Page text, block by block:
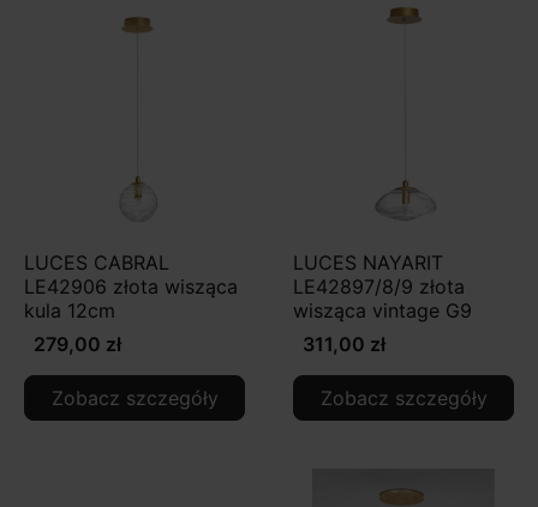
LUCES CABRAL
LE42906 złota wisząca
kula 12cm
279,00 zł
Zobacz szczegóły
LUCES NAYARIT
LE42897/8/9 złota
wisząca vintage G9
311,00 zł
Zobacz szczegóły